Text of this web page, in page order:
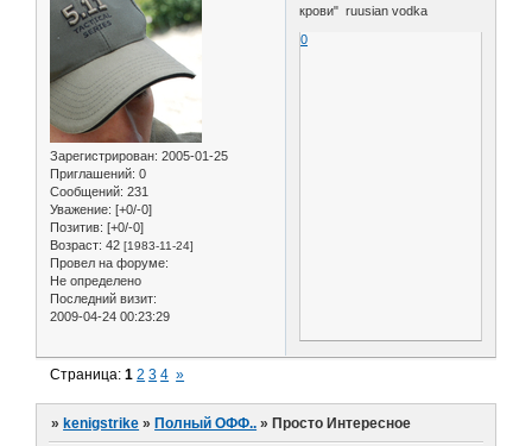
Зарегистрирован: 2005-01-25
Приглашений: 0
Сообщений: 231
Уважение: [+0/-0]
Позитив: [+0/-0]
Возраст: 42 [1983-11-24]
Провел на форуме:
Не определено
Последний визит:
2009-04-24 00:23:29
крови" ruusian vodka
0
Страница:1 2 3 4 »
» kenigstrike » Полный ОФФ.. » Просто Интересное